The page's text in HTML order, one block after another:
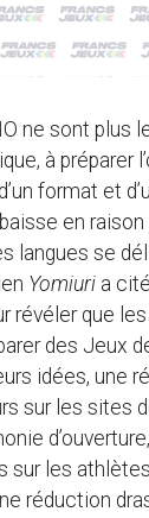
ne sont plus
à préparer
format et
en
langues se
Yomiuri a
révéler que
des Jeux
idées, une
sur les sites
sur les
réduction